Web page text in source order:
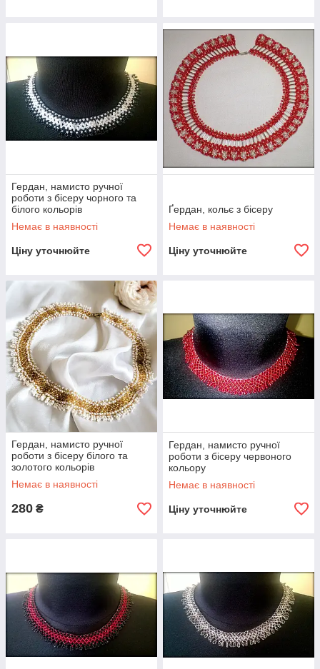
Гердан, намисто ручної
роботи з бісеру чорного та
білого кольорів
Немає в наявності
Ціну уточнюйте
Ґердан, кольє з бісеру
Немає в наявності
Ціну уточнюйте
Гердан, намисто ручної
роботи з бісеру білого та
золотого кольорів
Немає в наявності
280 ₴
Гердан, намисто ручної
роботи з бісеру червоного
кольору
Немає в наявності
Ціну уточнюйте